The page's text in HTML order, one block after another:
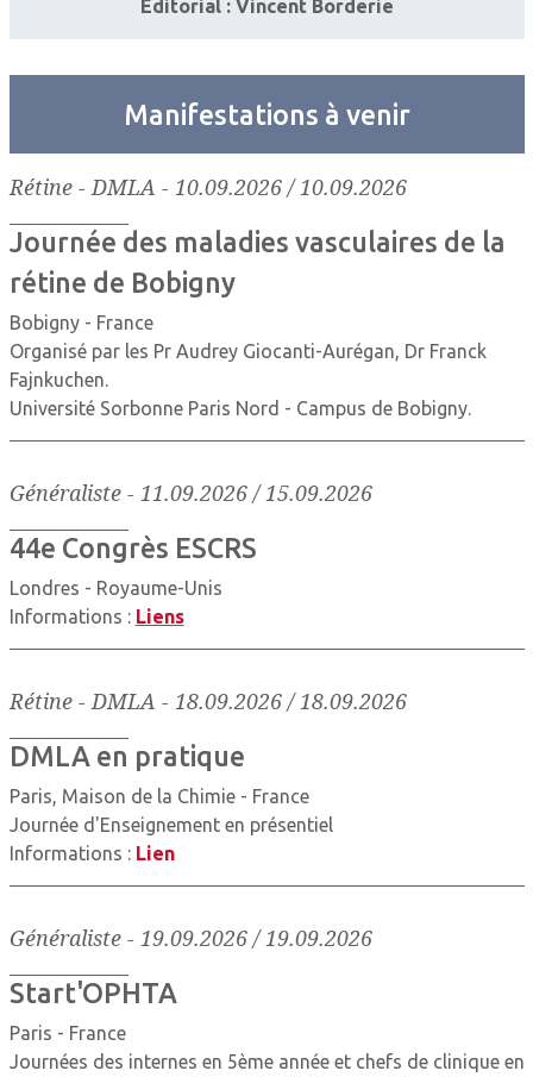
Editorial : Vincent Borderie
Manifestations à venir
Rétine - DMLA - 10.09.2026 / 10.09.2026
Journée des maladies vasculaires de la
rétine de Bobigny
Bobigny - France
Organisé par les Pr Audrey Giocanti-Aurégan, Dr Franck
Fajnkuchen.
Université Sorbonne Paris Nord - Campus de Bobigny.
Généraliste- 11.09.2026 / 15.09.2026
44e Congrès ESCRS
Londres - Royaume-Unis
Informations : Liens
Rétine - DMLA - 18.09.2026 / 18.09.2026
DMLA en pratique
Paris, Maison de la Chimie - France
Journée d'Enseignement en présentiel
Informations : Lien
Généraliste- 19.09.2026 / 19.09.2026
Start'OPHTA
Paris - France
Journées des internes en 5ème année et chefs de clinique en